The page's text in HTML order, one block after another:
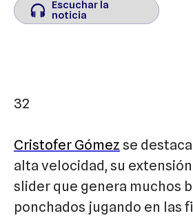
Escuchar la
noticia
Escuchar la
noticia
32
Cristofer Gómez se
alta velocidad, su
slider que genera muchos
ponchados jugando en las